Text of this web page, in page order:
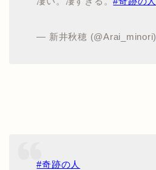
— 新井秋穂 (@Arai_minori)
#奇跡の人